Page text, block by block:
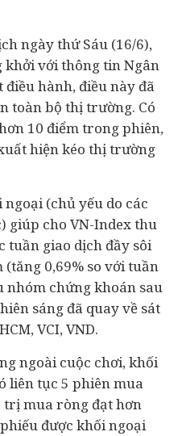
ngày thứ Sáu (16/6),
khởi với thông tinNgân
hành, điều này đã
toàn bộ thị trường. Có
10 điểm trong phiên,
hiện kéo thị trường
(chủ yếu do các
giúp cho VN-Index thu
tuần giao dịch đầy sôi
(tăng 0,69% so với tuần
nhóm chứng khoán sau
sáng đã quay về sát
VCI, VND.
ngoài cuộc chơi, khối
liên tục 5 phiên mua
mua ròng đạt hơn
được khối ngoại